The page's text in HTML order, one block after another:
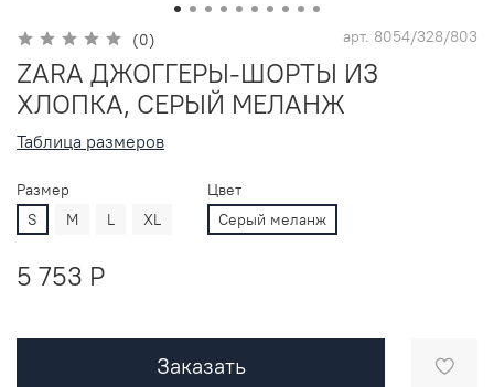
(0) арт. 8054/328/803
ZARA ДЖОГГЕРЫ-ШОРТЫ ИЗ
ХЛОПКА, СЕРЫЙ МЕЛАНЖ
Таблица размеров
Размер
S
M L XL
Цвет
Серый меланж
5 753 P
Заказать